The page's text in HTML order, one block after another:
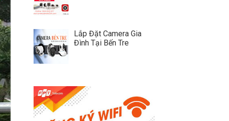
Lắp Đặt Camera Gia
Đình Tại Bến Tre